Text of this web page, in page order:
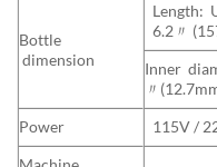
Bottle
dimension
Length:
6.2〃
Inner
〃
Power
115V /